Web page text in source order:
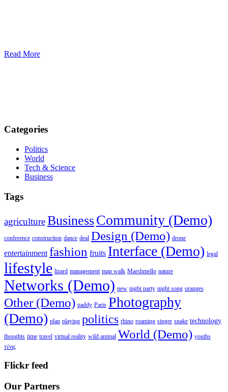
Read More
Categories
Politics
World
Tech & Science
Business
Tags
agricultureBusinessCommunity (Demo)
conference construction dance deal Design (Demo) drone
entertainment fashion fruits Interface (Demo) legal
lifestyle lizard management map walk Marshmello nature
Networks (Demo) new night party night song oranges
Other (Demo) paddy Paris Photography
(Demo) plan playing politics rhino roaming singer snake technology
thoughts time travel virtual reality wild animal World (Demo) youths
τένις
Flickr feed
Our Partners